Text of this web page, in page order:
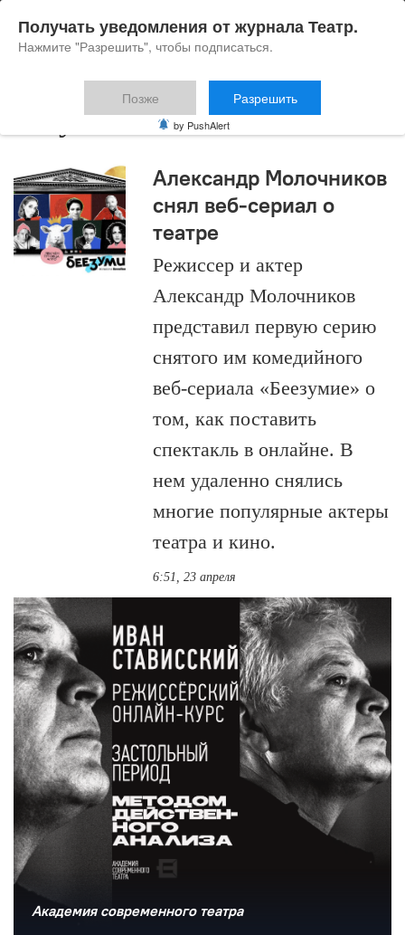
Безумие
Александр Молочников
снял веб-сериал о
театре
Режиссер и актер
Александр Молочников
представил первую серию
снятого им комедийного
веб-сериала «Беезумие» о
том, как поставить
спектакль в онлайне. В
нем удаленно снялись
многие популярные актеры
театра и кино.
6:51, 23 апреля
Академия современного театра
Получать уведомления от журнала Театр.
Нажмите "Разрешить", чтобы подписаться.
Позже Разрешить
by PushAlert